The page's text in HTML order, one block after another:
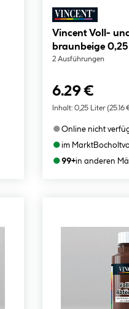
Vincent Voll-
braunbeige 0,25
2 Ausführungen
6.29 €
Inhalt: 0,25 Liter (25.16
●Online nicht
●im MarktBocholt
●99+in anderen